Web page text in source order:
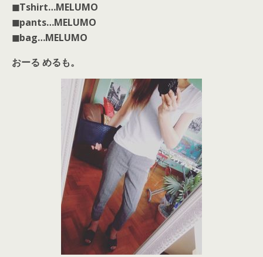
◼︎Tshirt…MELUMO
◼︎pants…MELUMO
◼︎bag…MELUMO
おーる めるも。